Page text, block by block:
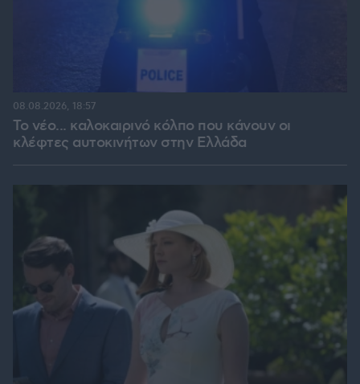
Το νέο... καλοκαιρινό κόλπο που κάνουν οι
κλέφτες αυτοκινήτων στην Ελλάδα
08.08.2026, 18:57